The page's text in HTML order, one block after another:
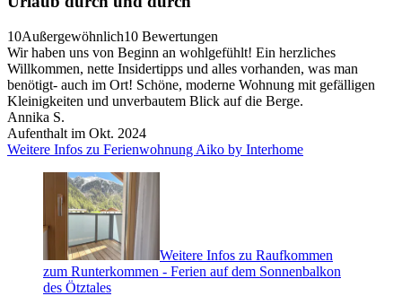
10Außergewöhnlich10 Bewertungen
Wir haben uns von Beginn an wohlgefühlt! Ein herzliches
Willkommen, nette Insidertipps und alles vorhanden, was man
benötigt- auch im Ort! Schöne, moderne Wohnung mit gefälligen
Kleinigkeiten und unverbautem Blick auf die Berge.
Annika S.
Aufenthalt im Okt. 2024
Weitere Infos zu Ferienwohnung Aiko by Interhome
Weitere Infos zu Raufkommen
zum Runterkommen - Ferien auf dem Sonnenbalkon
des Ötztales